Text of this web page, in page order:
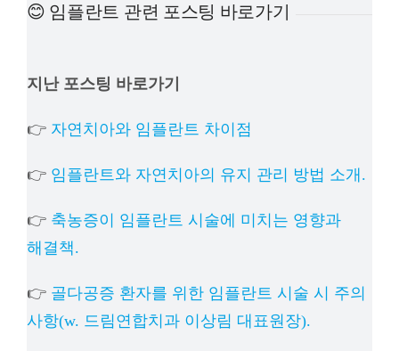
상담예약
😊 임플란트 관련 포스팅 바로가기
지난 포스팅 바로가기
👉 자연치아와 임플란트 차이점
👉 임플란트와 자연치아의 유지 관리 방법 소개.
👉 축농증이 임플란트 시술에 미치는 영향과
해결책.
👉 골다공증 환자를 위한 임플란트 시술 시 주의
사항(w. 드림연합치과 이상림 대표원장).